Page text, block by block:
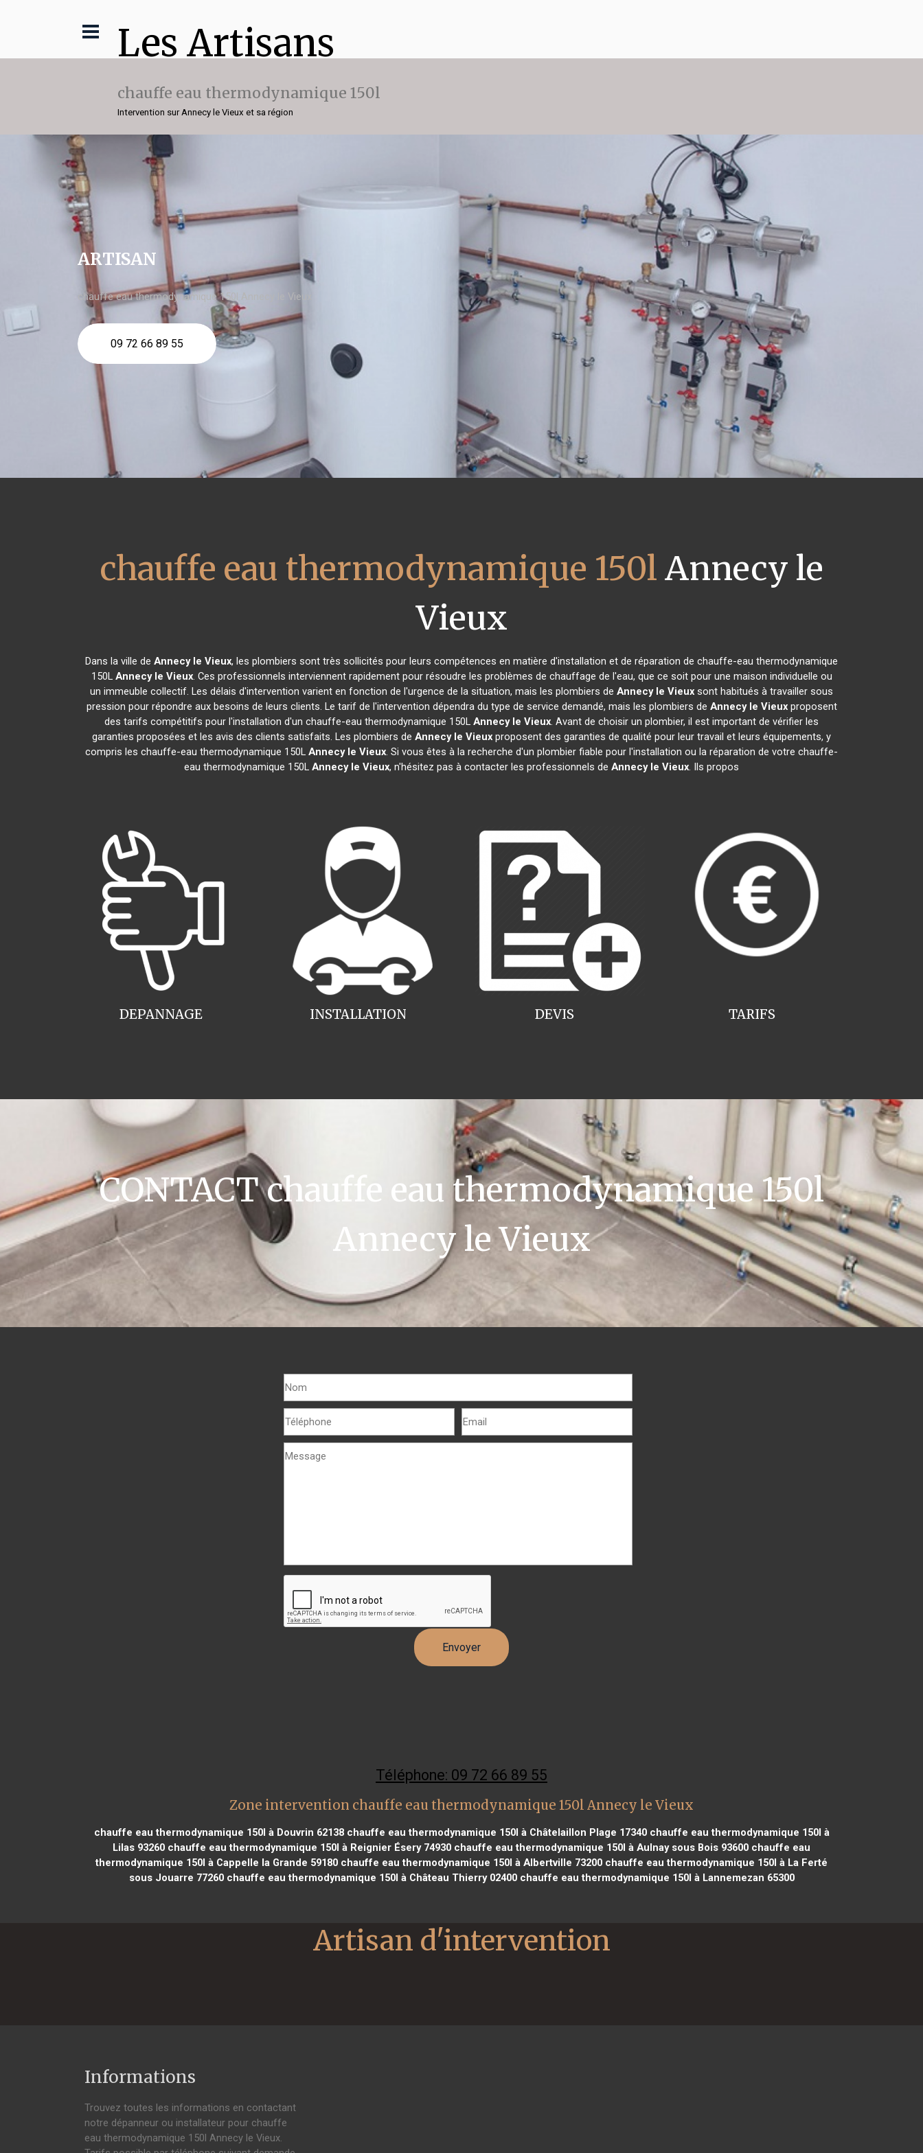
Les Artisans
chauffe eau thermodynamique 150l
Intervention sur Annecy le Vieux et sa région
ARTISAN
chauffe eau thermodynamique 150l Annecy le Vieux
09 72 66 89 55
chauffe eau thermodynamique 150l Annecy le
Vieux
Dans la ville de Annecy le Vieux, les plombiers sont très sollicités pour leurs compétences en matière d'installation et de réparation de chauffe-eau thermodynamique
150L Annecy le Vieux. Ces professionnels interviennent rapidement pour résoudre les problèmes de chauffage de l'eau, que ce soit pour une maison individuelle ou
un immeuble collectif. Les délais d'intervention varient en fonction de l'urgence de la situation, mais les plombiers de Annecy le Vieux sont habitués à travailler sous
pression pour répondre aux besoins de leurs clients. Le tarif de l'intervention dépendra du type de service demandé, mais les plombiers de Annecy le Vieuxproposent
des tarifs compétitifs pour l'installation d'un chauffe-eau thermodynamique 150L Annecy le Vieux. Avant de choisir un plombier, il est important de vérifier les
garanties proposées et les avis des clients satisfaits. Les plombiers de Annecy le Vieux proposent des garanties de qualité pour leur travail et leurs équipements, y
compris les chauffe-eau thermodynamique 150L Annecy le Vieux. Si vous êtes à la recherche d'un plombier fiable pour l'installation ou la réparation de votre chauffe-
eau thermodynamique 150L Annecy le Vieux, n'hésitez pas à contacter les professionnels de Annecy le Vieux. Ils propos
INSTALLATION
DEPANNAGE TARIFS
DEVIS
CONTACT chauffe eau thermodynamique 150l
Annecy le Vieux
Téléphone: 09 72 66 89 55
Zone intervention chauffe eau thermodynamique 150l Annecy le Vieux
chauffe eau thermodynamique 150l à Douvrin 62138chauffe eau thermodynamique 150l à Châtelaillon Plage 17340chauffe eau thermodynamique 150l à
Lilas 93260 chauffe eau thermodynamique 150l à Reignier Ésery 74930 chauffe eau thermodynamique 150l à Aulnay sous Bois 93600 chauffe eau
thermodynamique 150l à Cappelle la Grande 59180 chauffe eau thermodynamique 150l à Albertville 73200 chauffe eau thermodynamique 150l à La Ferté
sous Jouarre 77260chauffe eau thermodynamique 150l à Château Thierry 02400chauffe eau thermodynamique 150l à Lannemezan 65300
Informations
Trouvez toutes les informations en contactant
notre dépanneur ou installateur pour chauffe
eau thermodynamique 150l Annecy le Vieux.
Artisan d'intervention